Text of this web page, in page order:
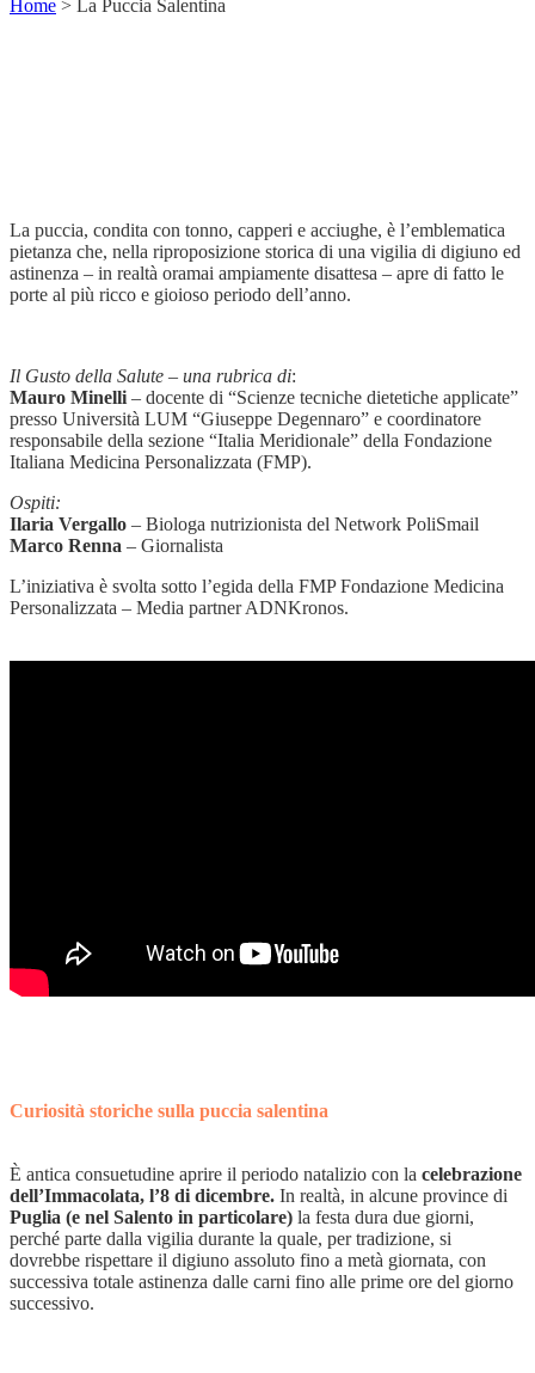
Home > La Puccia Salentina
La puccia, condita con tonno, capperi e acciughe, è l’emblematica
pietanza che, nella riproposizione storica di una vigilia di digiuno ed
astinenza – in realtà oramai ampiamente disattesa – apre di fatto le
porte al più ricco e gioioso periodo dell’anno.
Il Gusto della Salute – una rubrica di:
Mauro Minelli – docente di “Scienze tecniche dietetiche applicate”
presso Università LUM “Giuseppe Degennaro” e coordinatore
responsabile della sezione “Italia Meridionale” della Fondazione
Italiana Medicina Personalizzata (FMP).
Ospiti:
Ilaria Vergallo – Biologa nutrizionista del Network PoliSmail
Marco Renna – Giornalista
L’iniziativa è svolta sotto l’egida della FMP Fondazione Medicina
Personalizzata – Media partner ADNKronos.
Curiosità storiche sulla puccia salentina
È antica consuetudine aprire il periodo natalizio con la celebrazione
dell’Immacolata, l’8 di dicembre. In realtà, in alcune province di
Puglia (e nel Salento in particolare) la festa dura due giorni,
perché parte dalla vigilia durante la quale, per tradizione, si
dovrebbe rispettare il digiuno assoluto fino a metà giornata, con
successiva totale astinenza dalle carni fino alle prime ore del giorno
successivo.